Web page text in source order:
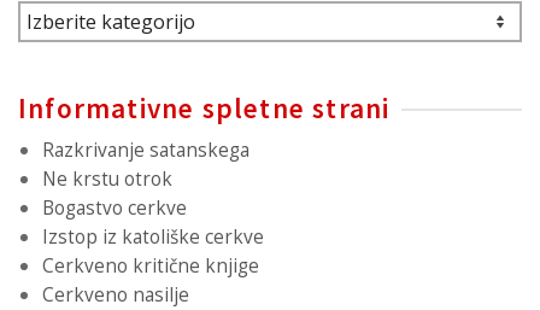
Kategorije
prispevkov
Informativne spletne strani
Razkrivanje satanskega
Ne krstu otrok
Bogastvo cerkve
Izstop iz katoliške cerkve
Cerkveno kritične knjige
Cerkveno nasilje